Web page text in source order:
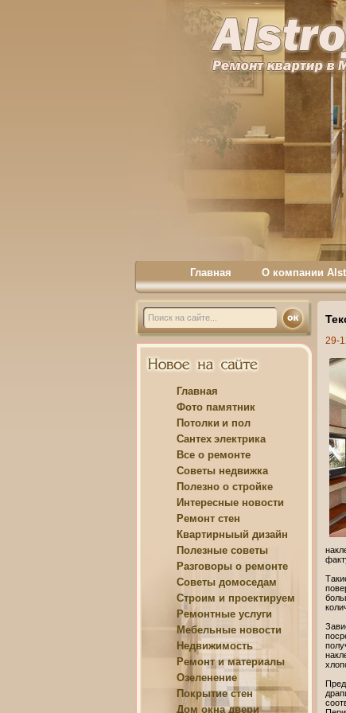
О компании
Главная
Главная
Фото памятник
Потолки и пол
Сантех электрика
Все о ремонте
Советы недвижка
Полезно о стройке
Интересные новости
Ремонт стен
Квартирныый дизайн
Полезные советы
Разговоры о ремонте
Советы домоседам
Строим и проектируем
Ремонтные услуги
Мебельные новости
Недвижимость
Ремонт иматериалы
Озеленение
Покрытиестен
Дом окна двери
29-